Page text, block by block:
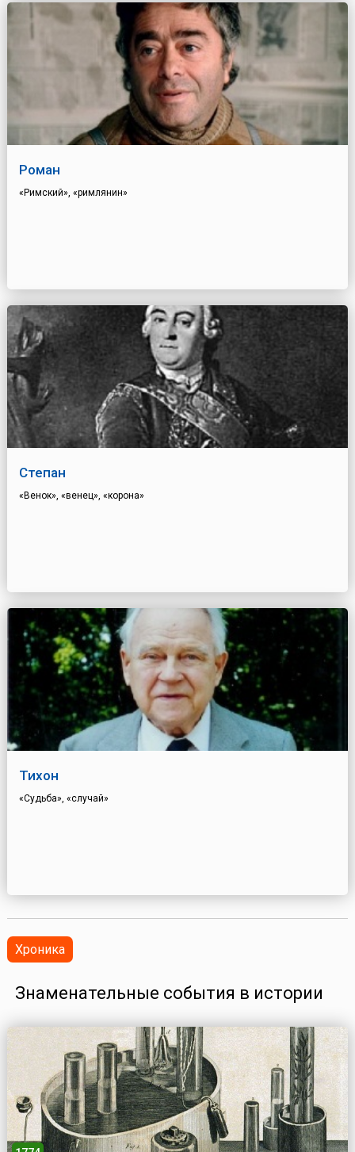
Роман
«Римский», «римлянин»
Степан
«Венок», «венец», «корона»
Тихон
«Судьба», «случай»
Хроника
Знаменательные события в истории